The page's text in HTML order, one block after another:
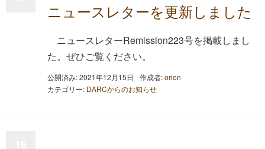
ニュースレターを更新しました
ニュースレターRemission223号を掲載しまし
た。ぜひご覧ください。
公開済み: 2021年12月15日 作成者:orion
カテゴリー: DARCからのお知らせ